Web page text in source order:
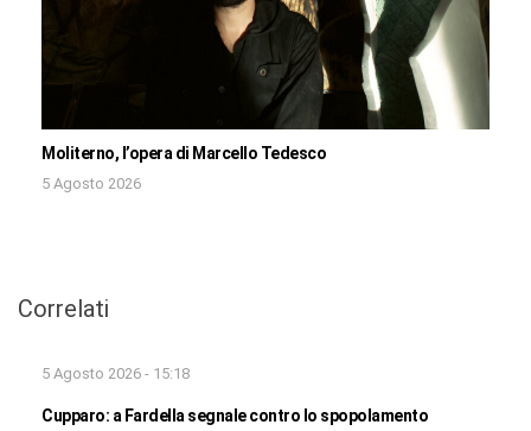
Moliterno, l’opera di Marcello Tedesco
5 Agosto 2026
Correlati
5 Agosto 2026 - 15:18
Cupparo: a Fardella segnale contro lo spopolamento